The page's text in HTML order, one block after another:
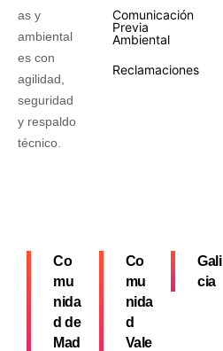
as y
ambiental
es con
agilidad,
seguridad
y respaldo
técnico.
Comunicación
Previa
Ambiental
Reclamaciones
Co
mu
nida
d de
Mad
Co
mu
nida
d
Vale
Gali
cia